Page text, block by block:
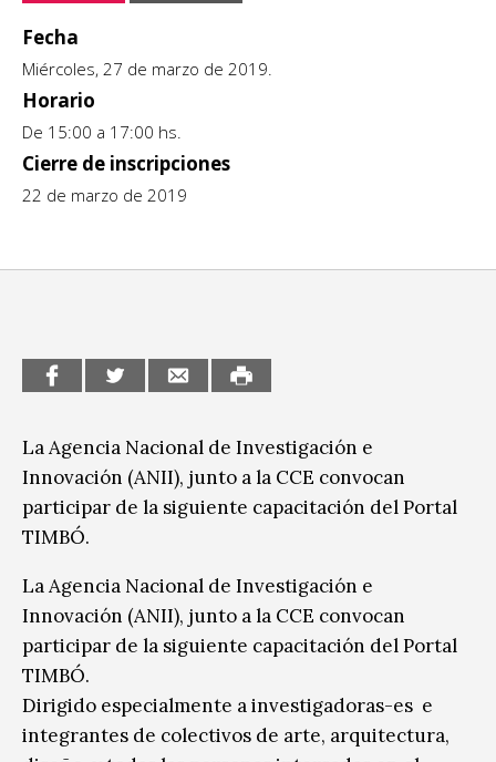
CCE en el interior/libros
Espacio itinerante de lectura infantil
Exposiciones
Formación
Género y Diversidad
Infantil y Juvenil
Sin categoría
Fecha
Miércoles, 27 de marzo de 2019.
Horario
De 15:00 a 17:00 hs.
Cierre de inscripciones
22 de marzo de 2019
La Agencia Nacional de Investigación e
Innovación (ANII), junto a la CCE convocan
participar de la siguiente capacitación del Portal
TIMBÓ.
La Agencia Nacional de Investigación e
Innovación (ANII), junto a la CCE convocan
participar de la siguiente capacitación del Portal
TIMBÓ.
Dirigido especialmente a investigadoras-es e
integrantes de colectivos de arte, arquitectura,